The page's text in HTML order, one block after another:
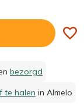
bezorgd
te halen in Almelo